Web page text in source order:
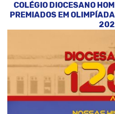
COLÉGIO DIOCESANO
PREMIADOS EM